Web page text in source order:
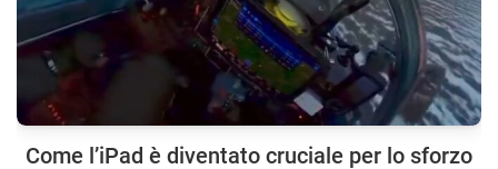
Come l’iPad è diventato cruciale per lo sforzo